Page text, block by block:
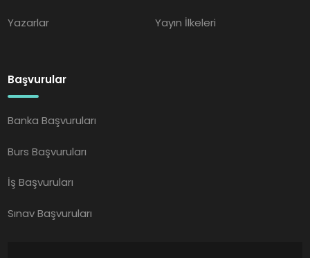
Yazarlar Yayın İlkeleri
Başvurular
Banka Başvuruları
Burs Başvuruları
İş Başvuruları
Sınav Başvuruları